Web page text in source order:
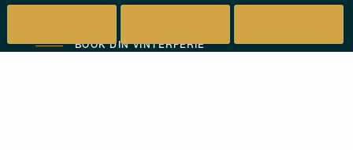
BOOK DIN VINTERFERIE